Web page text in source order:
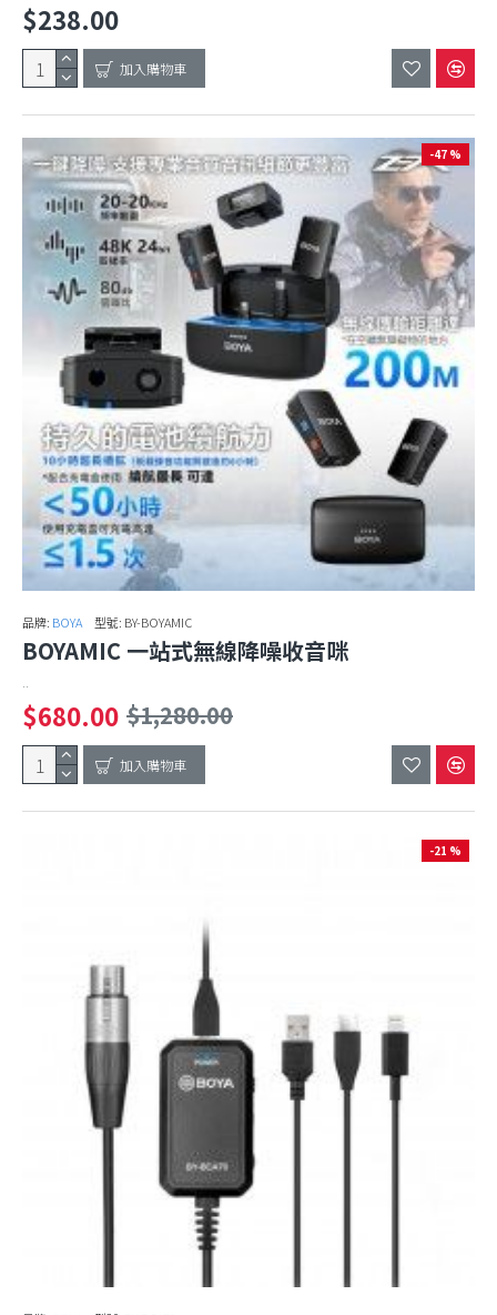
$238.00
加入購物車
-47 %
品牌: BOYA 型號: BY-BOYAMIC
BOYAMIC 一站式無線降噪收音咪
..
$680.00 $1,280.00
加入購物車
-21 %